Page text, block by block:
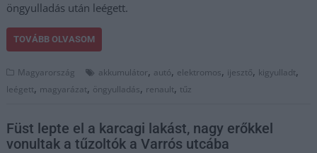
öngyulladás után leégett.
TOVÁBB OLVASOM
Magyarország akkumulátor, autó, elektromos, ijesztő, kigyulladt,
leégett, magyarázat, öngyulladás, renault, tűz
Füst lepte el a karcagi lakást, nagy erőkkel
vonultak a tűzoltók a Varrós utcába